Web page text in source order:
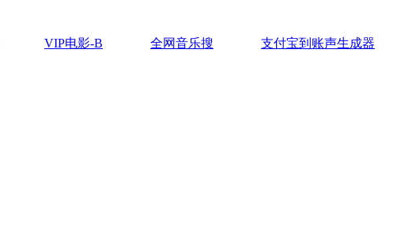
支付宝到账声生成器
全网音乐搜
VIP电影-B